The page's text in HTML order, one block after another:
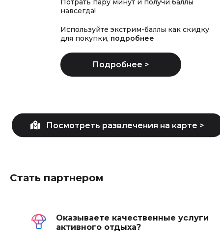
Потрать пару минут и получи баллы
навсегда!
Используйте экстрим-баллы как скидку
для покупки, подробнее
Стать партнером
Оказываете качественные услуги
активного отдыха?